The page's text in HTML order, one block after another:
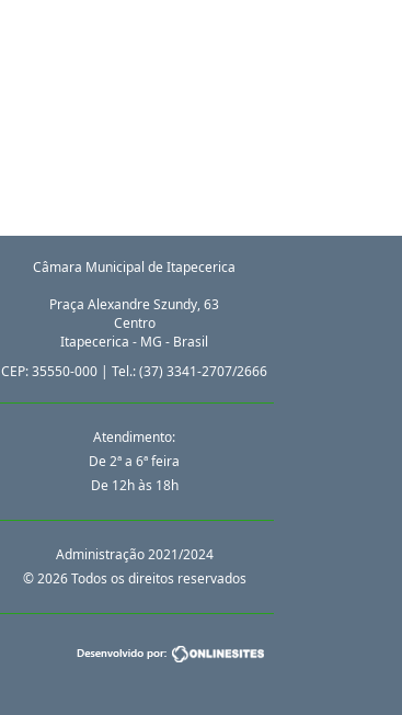
Câmara Municipal de Itapecerica
Praça Alexandre Szundy, 63
Centro
Itapecerica - MG - Brasil
CEP:35550-000 | Tel.:(37) 3341-2707/2666
Atendimento:
De 2ª a 6ª feira
De 12h às 18h
Administração 2021/2024
© 2026 Todos os direitos reservados